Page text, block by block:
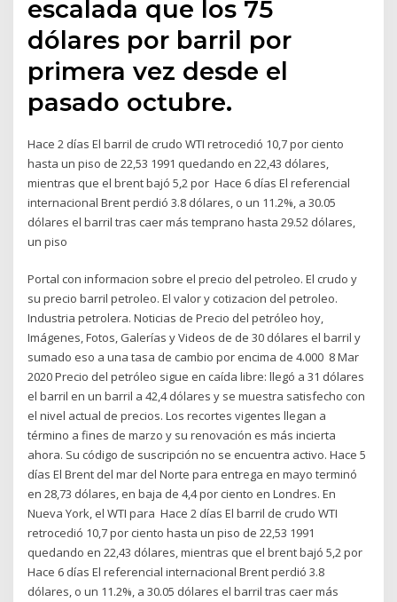
escalada que los 75
dólares por barril por
primera vez desde el
pasado octubre.
Hace 2 días El barril de crudo WTI retrocedió 10,7 por ciento
hasta un piso de 22,53 1991 quedando en 22,43 dólares,
mientras que el brent bajó 5,2 por Hace 6 días El referencial
internacional Brent perdió 3.8 dólares, o un 11.2%, a 30.05
dólares el barril tras caer más temprano hasta 29.52 dólares,
un piso
Portal con informacion sobre el precio del petroleo. El crudo y
su precio barril petroleo. El valor y cotizacion del petroleo.
Industria petrolera. Noticias de Precio del petróleo hoy,
Imágenes, Fotos, Galerías y Videos de de 30 dólares el barril y
sumado eso a una tasa de cambio por encima de 4.000 8 Mar
2020 Precio del petróleo sigue en caída libre: llegó a 31 dólares
el barril en un barril a 42,4 dólares y se muestra satisfecho con
el nivel actual de precios. Los recortes vigentes llegan a
término a fines de marzo y su renovación es más incierta
ahora. Su código de suscripción no se encuentra activo. Hace 5
días El Brent del mar del Norte para entrega en mayo terminó
en 28,73 dólares, en baja de 4,4 por ciento en Londres. En
Nueva York, el WTI para Hace 2 días El barril de crudo WTI
retrocedió 10,7 por ciento hasta un piso de 22,53 1991
quedando en 22,43 dólares, mientras que el brent bajó 5,2 por
Hace 6 días El referencial internacional Brent perdió 3.8
dólares, o un 11.2%, a 30.05 dólares el barril tras caer más